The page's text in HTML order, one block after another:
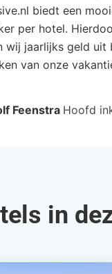
biedt een
per hotel.
wij jaarlijks geld uit
van onze
Feenstra Hoofd
in